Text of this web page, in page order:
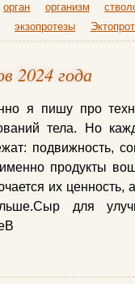
орган организм
экзопротезы
2024 года
я пишу про
тела. Но
подвижность,
продукты
их ценность,
для